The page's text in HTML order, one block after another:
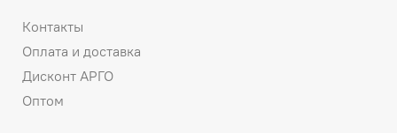
Контакты
Оплата и доставка
Дисконт АРГО
Оптом